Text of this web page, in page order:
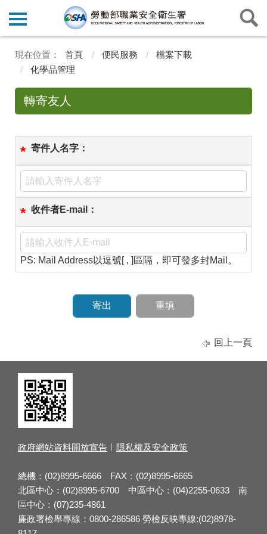
首頁 便民服務
檔案下載
化學品管理
轉寄友人
* 寄件人名字：
* 收件者E-mail：
PS: Mail Address以逗號[ , ]區隔，即可發多封Mail。
回上一頁
政府網站資料開放宣告 隱私權及安全政策
總機：(02)8995-6666 FAX：(02)8995-6665
北區中心：(02)8995-6700 中區中心：(04)2255-0633 南
區中心：(07)235-4861
廉政署檢舉專線：0800-286586 勞檢反映專線:(02)8978-